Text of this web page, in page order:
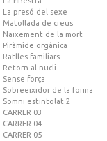
La presó del sexe
Matollada de creus
Naixement de la mort
Piràmide orgànica
Ratlles familiars
Retorn al nucli
Sense força
Sobreeixidor de la forma
Somni estintolat 2
CARRER 03
CARRER 04
CARRER 05